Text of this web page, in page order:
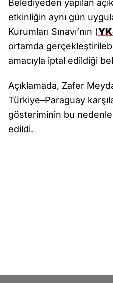
Belediyeden yapılan
etkinliğin aynı gün
Kurumları Sınavı’nın (
ortamda
amacıyla iptal edildiği
Açıklamada, Zafer
Türkiye–Paraguay
gösteriminin bu nedenle
edildi.